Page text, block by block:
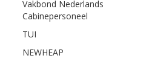
Vakbond Nederlands
Cabinepersoneel
TUI
NEWHEAP